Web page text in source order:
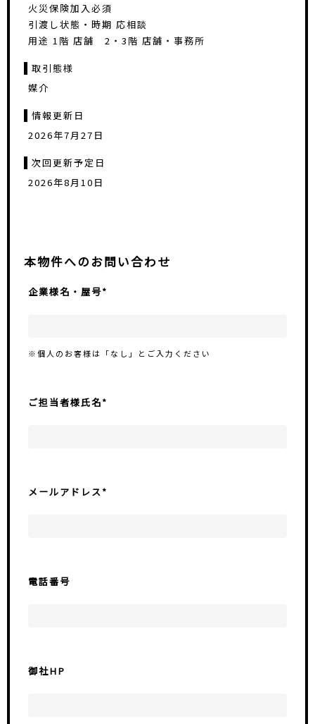
火災保険加入必須
引渡し状態・時期 応相談
用途 1階 店舗 2・3階 店舗・事務所
取引態様
媒介
情報更新日
2026年7月27日
次回更新予定日
2026年8月10日
本物件へのお問い合わせ
企業様名・屋号*
※個人のお客様は「なし」とご入力ください
ご担当者様氏名*
メールアドレス*
電話番号
御社HP